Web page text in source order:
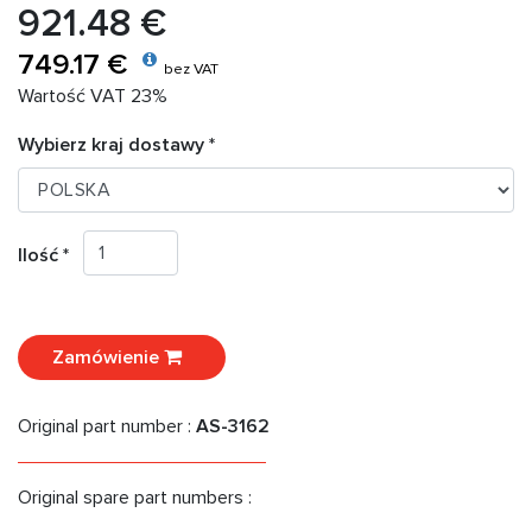
921.48 €
749.17 € bez VAT
Wartość VAT 23%
Wybierz kraj dostawy *
Ilość *
Zamówienie
Original part number : AS-3162
Original spare part numbers :